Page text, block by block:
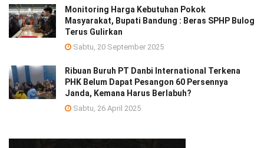
Monitoring Harga Kebutuhan Pokok
Masyarakat, Bupati Bandung : Beras SPHP Bulog
Terus Gulirkan
Sabtu, 20 September 2025
Ribuan Buruh PT Danbi International Terkena
PHK Belum Dapat Pesangon 60 Persennya
Janda, Kemana Harus Berlabuh?
Sabtu, 26 April 2025